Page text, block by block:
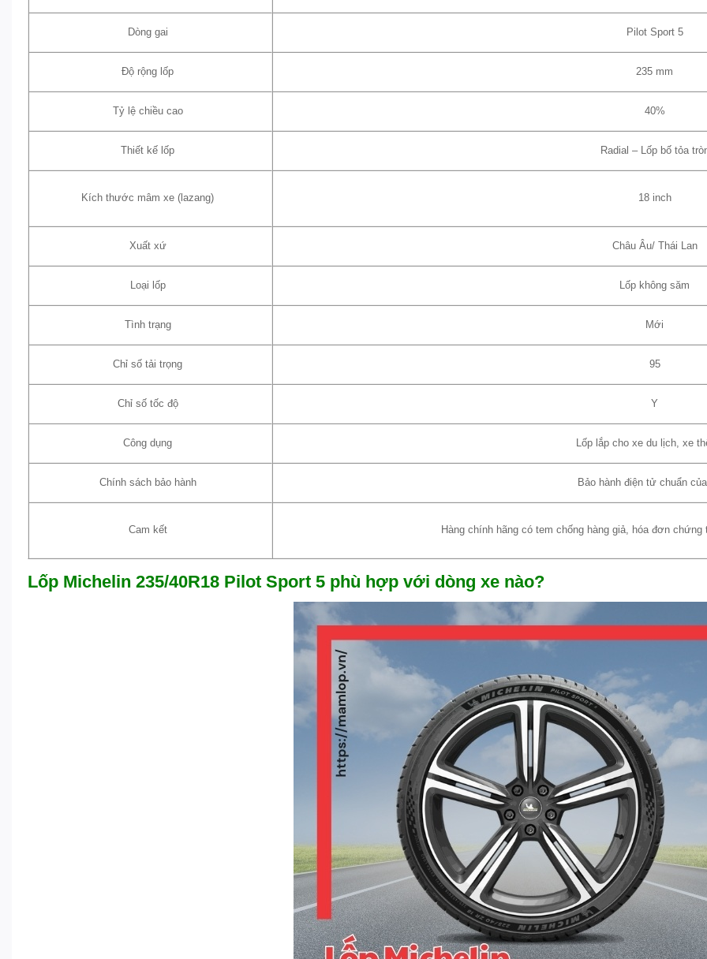
Dòng gai Pilot Sport 5
Độ rộng lốp 235 mm
Tỷ lệ chiều cao 40%
Thiết kế lốp Radial – Lốp bố tỏa
Kích thước mâm xe (lazang) 18 inch
Xuất xứ Châu Âu/ Thái Lan
Loại lốp Lốp không săm
Tình trạng Mới
Chỉ số tải trọng 95
Chỉ số tốc độ Y
Công dụng Lốp lắp cho xe du lịch, xe
Chính sách bảo hành Bảo hành điện tử chuẩn
Cam kết Hàng chính hãng có tem chống hàng giả, hóa đơn
Lốp Michelin 235/40R18 Pilot Sport 5 phù hợp với dòng xe nào?